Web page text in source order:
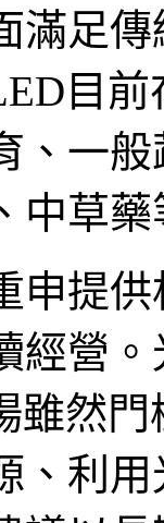
滿足
目
、一
中草
申提
經營
雖然
、利